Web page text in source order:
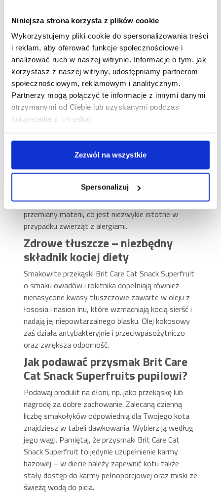
Niniejsza strona korzysta z plików cookie
Wykorzystujemy pliki cookie do spersonalizowania treści
i reklam, aby oferować funkcje społecznościowe i
analizować ruch w naszej witrynie. Informacje o tym, jak
korzystasz z naszej witryny, udostępniamy partnerom
społecznościowym, reklamowym i analitycznym.
Partnerzy mogą połączyć te informacje z innymi danymi
otrzymanymi od Ciebie lub uzyskanymi podczas
korzystania z ich usług.
Zezwól na wszystkie
Spersonalizuj
zastąpione tym pochodzącym z owadów. To nie
tylko hipoalergiczny, ale i zrównoważony składnik,
który generuje o wiele niższy ślad węglowy niż w
przypadku hodowli i produkcji czerwonego mięsa.
Białko owadów doskonale stabilizuje również
mikrobiom przewodu pokarmowego.
Wysoko przyswajalna witamina C
– dzika róża
Zapewniamy, że Twój pupil obliże się ze smakiem!
Jednak owoce dzikiej róży nie służą tu wyłącznie
pieszczeniu kubków smakowych. To jedno z
witaminy C, która jest istotna również w kociej
diecie. Do jego zalet należy również pobudzanie
przemiany materii, co jest niezwykle istotne w
przypadku zwierząt z alergiami.
Zdrowe tłuszcze – niezbędny
składnik kociej diety
Smakowite przekąski Brit Care Cat Snack Superfruit
o smaku owadów i rokitnika dopełniają również
nienasycone kwasy tłuszczowe zawarte w oleju z
łososia i nasion lnu, które wzmacniają kocią sierść i
nadają jej niepowtarzalnego blasku. Olej kokosowy
zaś działa antybakteryjnie i przeciwpasożytniczo
oraz zwiększa odporność.
Jak podawać przysmak Brit Care
Cat Snack Superfruits pupilowi?
Podawaj produkt na dłoni, np. jako przekąskę lub
nagrodę za dobre zachowanie. Zalecaną dzienną
liczbę smakołyków odpowiednią dla Twojego kota
znajdziesz w tabeli dawkowania. Wybierz ją według
jego wagi. Pamiętaj, że przysmaki Brit Care Cat
Snack Superfruit to jedynie uzupełnienie karmy
bazowej – w diecie należy zapewnić kotu także
stały dostęp do karmy pełnoporcjowej oraz miski ze
świeżą wodą do picia.